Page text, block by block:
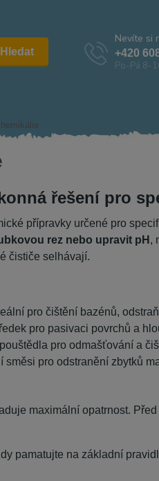
Hledat
Nevíte si
+420
Po-Pá 8-
řešení pro
přípravky určené pro
rez nebo upravit pH ,
čističe selhávají.
pro čištění bazénů,
pro pasivaci povrchů a
pro odmašťování a
směsi pro odstranění zbytků
maximální opatrnost.
pamatujte na základní